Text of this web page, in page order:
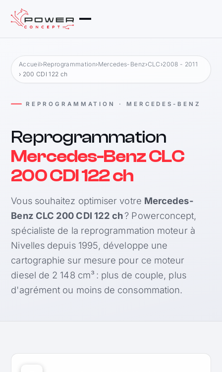
Accueil›Reprogrammation›Mercedes-Benz›CLC ›2008 - 2011
› 200 CDI 122 ch
REPROGRAMMATION · MERCEDES-BENZ
Reprogrammation
Mercedes-Benz CLC
200 CDI 122 ch
Vous souhaitez optimiser votre Mercedes-
Benz CLC 200 CDI 122 ch? Powerconcept,
spécialiste de la reprogrammation moteur à
Nivelles depuis 1995, développe une
cartographie sur mesure pour ce moteur
diesel de 2 148 cm³ : plus de couple, plus
d'agrément ou moins de consommation.